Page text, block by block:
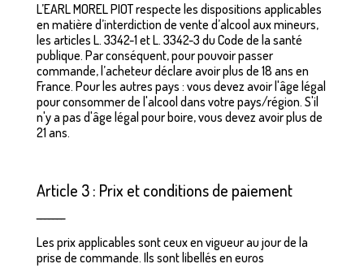
L’EARL MOREL PIOT respecte les dispositions applicables
en matière d’interdiction de vente d’alcool aux mineurs,
les articles L. 3342-1 et L. 3342-3 du Code de la santé
publique. Par conséquent, pour pouvoir passer
commande, l’acheteur déclare avoir plus de 18 ans en
France. Pour les autres pays : vous devez avoir l'âge légal
pour consommer de l'alcool dans votre pays/région. S'il
n'y a pas d'âge légal pour boire, vous devez avoir plus de
21 ans.
Article 3 : Prix et conditions de paiement
Les prix applicables sont ceux en vigueur au jour de la
prise de commande. Ils sont libellés en euros